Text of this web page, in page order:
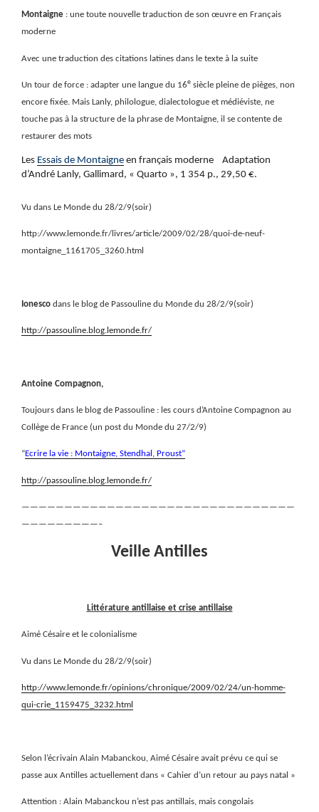
Montaigne : une toute nouvelle traduction de son œuvre en Français
moderne
Avec une traduction des citations latines dans le texte à la suite
Un tour de force : adapter une langue du 16e siècle pleine de pièges, non
encore fixée. Mais Lanly, philologue, dialectologue et médiéviste, ne
touche pas à la structure de la phrase de Montaigne, il se contente de
restaurer des mots
Les Essais de Montaigne en français moderne
Adaptation
d’André Lanly, Gallimard, « Quarto », 1 354 p., 29,50 €.
Vu dans Le Monde du 28/2/9(soir)
http://www.lemonde.fr/livres/article/2009/02/28/quoi-de-neuf-
montaigne_1161705_3260.html
Ionesco dans le blog de Passouline du Monde du 28/2/9(soir)
http://passouline.blog.lemonde.fr/
Antoine Compagnon,
Toujours dans le blog de Passouline : les cours d’Antoine Compagnon au
Collège de France (un post du Monde du 27/2/9)
“Ecrire la vie : Montaigne, Stendhal, Proust”
http://passouline.blog.lemonde.fr/
————————————————————————————————
—————————–
Veille Antilles
Littérature antillaise et crise antillaise
Aimé Césaire et le colonialisme
Vu dans Le Monde du 28/2/9(soir)
http://www.lemonde.fr/opinions/chronique/2009/02/24/un-homme-
qui-crie_1159475_3232.html
Selon l’écrivain Alain Mabanckou, Aimé Césaire avait prévu ce qui se
passe aux Antilles actuellement dans « Cahier d’un retour au pays natal »
Attention : Alain Mabanckou n’est pas antillais, mais congolais